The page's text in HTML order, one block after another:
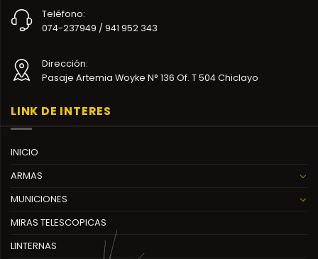
Teléfono:
074-237949 / 941 952 343
Dirección:
Pasaje Artemia Woyke N° 136 Of. T 504 Chiclayo
LINK DE INTERES
INICIO
ARMAS
MUNICIONES
MIRAS TELESCOPICAS
LINTERNAS